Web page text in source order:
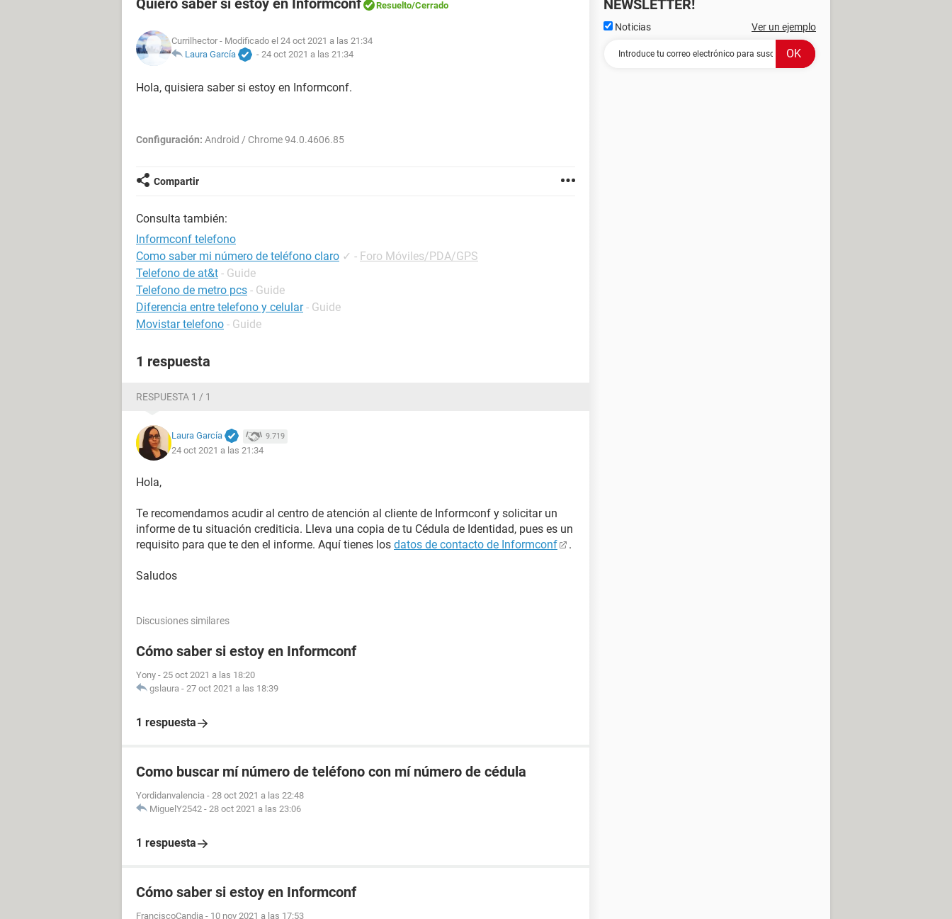
Quiero saber si estoy en Informconf Resuelto/Cerrado
Currilhector - Modificado el 24 oct 2021 a las 21:34
Laura García
- 24 oct 2021 a las 21:34
Hola, quisiera saber si estoy en Informconf.
Configuración: Android / Chrome 94.0.4606.85
Compartir
Consulta también:
Informconf telefono
Como saber mi número de teléfono claro ✓ - Foro Móviles/PDA/GPS
Telefono de at&t - Guide
Telefono de metro pcs - Guide
Diferencia entre telefono y celular - Guide
Movistar telefono - Guide
1 respuesta
RESPUESTA 1 / 1
Laura García 9.719
24 oct 2021 a las 21:34
Hola,
Te recomendamos acudir al centro de atención al cliente de Informconf y solicitar un
informe de tu situación crediticia. Lleva una copia de tu Cédula de Identidad, pues es un
requisito para que te den el informe. Aquí tienes los datos de contacto de Informconf .
Saludos
Discusiones similares
Cómo saber si estoy en Informconf
Yony - 25 oct 2021 a las 18:20
gslaura - 27 oct 2021 a las 18:39
1 respuesta
Como buscar mí número de teléfono con mí número de cédula
Yordidanvalencia - 28 oct 2021 a las 22:48
MiguelY2542 - 28 oct 2021 a las 23:06
1 respuesta
Cómo saber si estoy en Informconf
FranciscoCandia - 10 nov 2021 a las 17:53
NEWSLETTER!
Noticias Ver un ejemplo